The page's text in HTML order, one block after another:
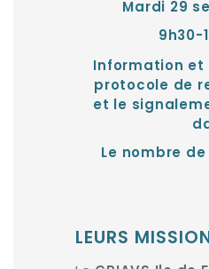
Mardi 29
9h30-
Information
protocole de
et le
Le nombre
LEURS